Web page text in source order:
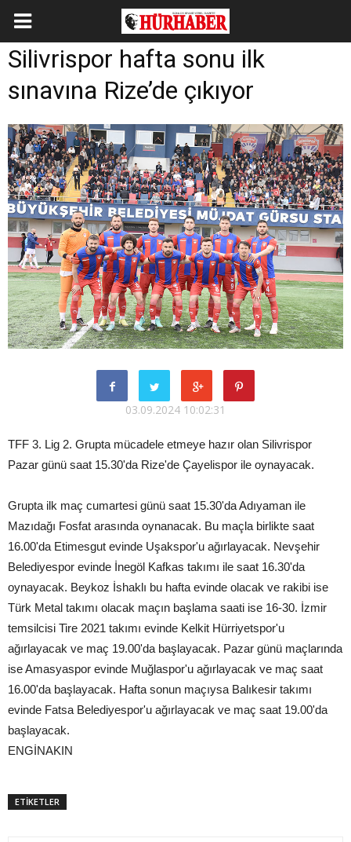
Silivrispor hafta sonu ilk
sınavına Rize’de çıkıyor
03.09.2024 10:02:31
TFF 3. Lig 2. Grupta mücadele etmeye hazır olan Silivrispor
Pazar günü saat 15.30'da Rize'de Çayelispor ile oynayacak.
Grupta ilk maç cumartesi günü saat 15.30'da Adıyaman ile
Mazıdağı Fosfat arasında oynanacak. Bu maçla birlikte saat
16.00'da Etimesgut evinde Uşakspor'u ağırlayacak. Nevşehir
Belediyespor evinde İnegöl Kafkas takımı ile saat 16.30'da
oynayacak. Beykoz İshaklı bu hafta evinde olacak ve rakibi ise
Türk Metal takımı olacak maçın başlama saati ise 16-30. İzmir
temsilcisi Tire 2021 takımı evinde Kelkit Hürriyetspor'u
ağırlayacak ve maç 19.00'da başlayacak. Pazar günü maçlarında
ise Amasyaspor evinde Muğlaspor'u ağırlayacak ve maç saat
16.00'da başlayacak. Hafta sonun maçıysa Balıkesir takımı
evinde Fatsa Belediyespor'u ağırlayacak ve maç saat 19.00'da
başlayacak.
ENGİNAKIN
ETİKETLER